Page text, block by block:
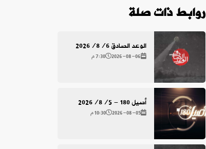
روابط ذات صلة
الوعد الصادق 2026/8/6
2026-08-06 7:30 م
أصيل 180 - 2026/8/5
2026-08-05 10:30 م